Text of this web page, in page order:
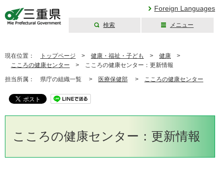
Foreign Languages
検索 メニュー
現在位置： トップページ > 健康・福祉・子ども > 健康 >
こころの健康センター > こころの健康センター：更新情報
担当所属： 県庁の組織一覧 > 医療保健部 > こころの健康センター
こころの健康センター：更新情報